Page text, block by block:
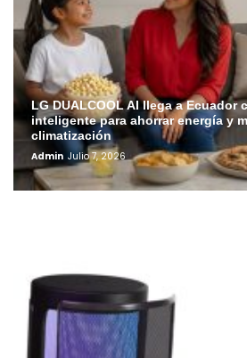
LG DUALCOOL AI llega a Ecuador
inteligente para ahorrar energía y
climatización
Admin Julio 7, 2026